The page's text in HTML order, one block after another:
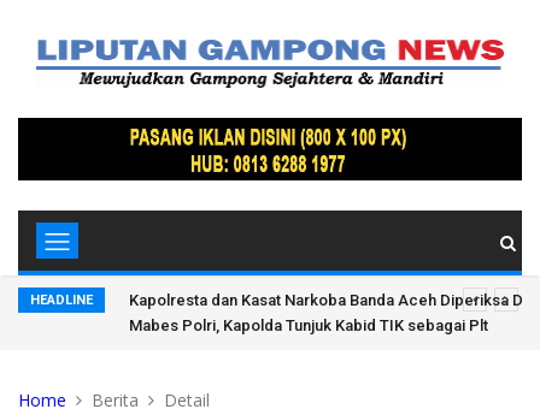
HEADLINE
Semarak Usia Perak, Gerakan Langit Biru Indonesia ASRI
Peringatan HUT ke-25 Partai Demokrat di Pidie Jaya
Home Berita Detail